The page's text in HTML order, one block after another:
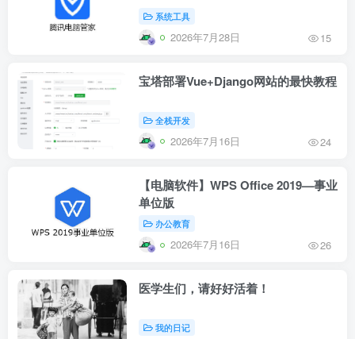
系统工具
2026年7月28日 15
宝塔部署Vue+Django网站的最快教程
全栈开发
2026年7月16日 24
【电脑软件】WPS Office 2019—事业
单位版
办公教育
2026年7月16日 26
医学生们，请好好活着！
我的日记